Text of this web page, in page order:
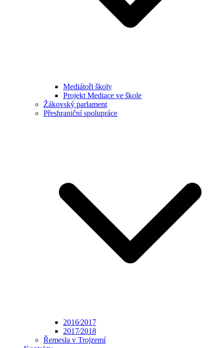
Mediátoři školy
Projekt Mediace ve škole
Žákovský parlament
Přeshraniční spolupráce
2016⁄2017
2017⁄2018
Řemesla v Trojzemí